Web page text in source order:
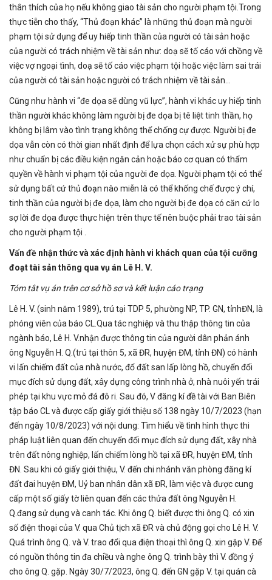
thân thích của họ nếu không giao tài sản cho người phạm tội.Trong
thực tiễn cho thấy, “Thủ đoạn khác” là những thủ đoạn mà người
phạm tội sử dụng để uy hiếp tinh thần của người có tài sản hoặc
của người có trách nhiệm về tài sản như: doạ sẽ tố cáo với chồng về
việc vợ ngoại tình, doạ sẽ tố cáo việc phạm tội hoặc việc làm sai trái
của người có tài sản hoặc người có trách nhiệm về tài sản...
Cũng như hành vi “đe dọa sẽ dùng vũ lực”, hành vi khác uy hiếp tinh
thần người khác không làm người bị đe dọa bị tê liệt tinh thần, họ
không bị lâm vào tình trạng không thể chống cự được. Người bị đe
dọa vẫn còn có thời gian nhất định để lựa chọn cách xử sự phù hợp
như chuẩn bị các điều kiện ngăn cản hoặc báo cơ quan có thẩm
quyền về hành vi phạm tội của người đe dọa. Người phạm tội có thể
sử dụng bất cứ thủ đoạn nào miễn là có thể khống chế được ý chí,
tinh thần của người bị đe dọa, làm cho người bị đe dọa có căn cứ lo
sợ lời đe dọa được thực hiện trên thực tế nên buộc phải trao tài sản
cho người phạm tội .
Vấn đề nhận thức và xác định hành vi khách quan của tội cưỡng
đoạt tài sản thông qua vụ án Lê H. V.
Tóm tắt vụ án trên cơ sở hồ sơ và kết luận cáo trạng
Lê H. V. (sinh năm 1989), trú tại TDP 5, phường NP, TP. GN, tỉnhĐN, là
phóng viên của báo CL.Qua tác nghiệp và thu thập thông tin của
ngành báo, Lê H. V.nhận được thông tin của người dân phản ánh
ông Nguyễn H. Q.(trú tại thôn 5, xã ĐR, huyện ĐM, tỉnh ĐN) có hành
vi lấn chiếm đất của nhà nước, đổ đất san lấp lòng hồ, chuyển đổi
mục đích sử dụng đất, xây dựng công trình nhà ở, nhà nuôi yến trái
phép tại khu vực mỏ đá đô ri. Sau đó, V đăng kí đề tài với Ban Biên
tập báo CL và được cấp giấy giới thiệu số 138 ngày 10/7/2023 (hạn
đến ngày 10/8/2023) với nội dung: Tìm hiểu về tình hình thực thi
pháp luật liên quan đến chuyển đổi mục đích sử dụng đất, xây nhà
trên đất nông nghiệp, lấn chiếm lòng hồ tại xã ĐR, huyện ĐM, tỉnh
ĐN. Sau khi có giấy giới thiệu, V. đến chi nhánh văn phòng đăng kí
đất đai huyện ĐM, Uỷ ban nhân dân xã ĐR, làm việc và được cung
cấp một số giấy tờ liên quan đến các thửa đất ông Nguyễn H.
Q.đang sử dụng và canh tác. Khi ông Q. biết được thi ông Q. có xin
số điện thoại của V. qua Chủ tịch xã ĐR và chủ động gọi cho Lê H. V.
Quá trình ông Q. và V. trao đổi qua điện thoại thì ông Q. xin gặp V. Để
có nguồn thông tin đa chiều và nghe ông Q. trình bày thì V. đồng ý
cho ông Q. gặp. Ngày 30/7/2023, ông Q. đến GN gặp V. tại quán cà